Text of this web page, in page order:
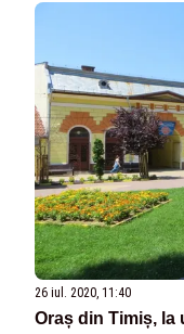
26 iul. 2020, 11:40
Oraș din Timiș, la